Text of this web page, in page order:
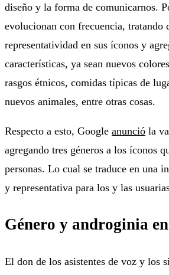
diseño y la forma de comunicarnos.
evolucionan con frecuencia, tratando
representatividad en sus íconos y
características, ya sean nuevos
rasgos étnicos, comidas típicas de
nuevos animales, entre otras cosas.
Respecto a esto, Google anunció la
agregando tres géneros a los íconos
personas. Lo cual se traduce en una
y representativa para los y las
Género y androginia
El don de los asistentes de voz y los